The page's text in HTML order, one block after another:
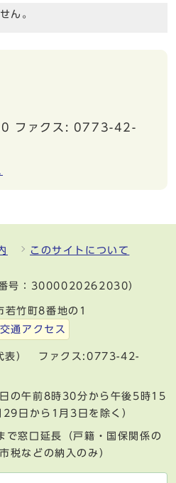
ん。
ファクス: 0773-42-
このサイトについて
番号：3000020262030）
竹町8番地の1
交通アクセス
表） ファクス:0773-42-
の午前8時30分から午後5時15
日から1月3日を除く）
で窓口延長（戸籍・国保関係の
税などの納入のみ）